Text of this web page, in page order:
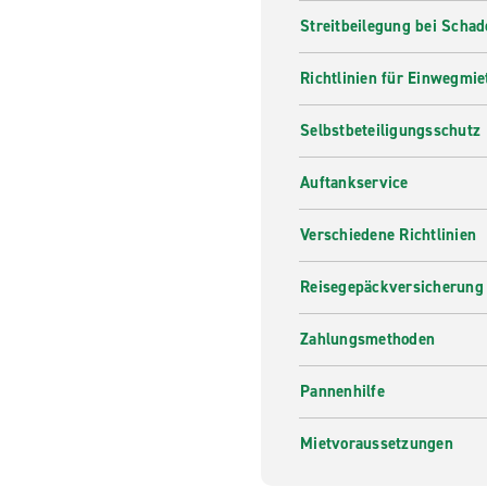
Streitbeilegung bei
Richtlinien für
Selbstbeteiligungsschutz
Auftankservice
Verschiedene Richtlinien
Reisegepäckversicherung
Zahlungsmethoden
Pannenhilfe
Mietvoraussetzungen